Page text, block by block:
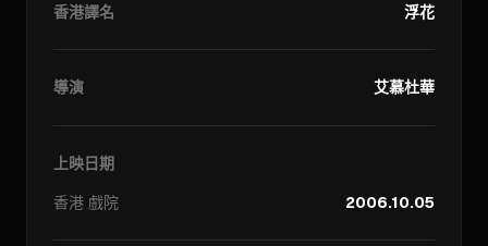
香港譯名 浮花
導演 艾慕杜華
上映日期
香港 戲院 2006.10.05